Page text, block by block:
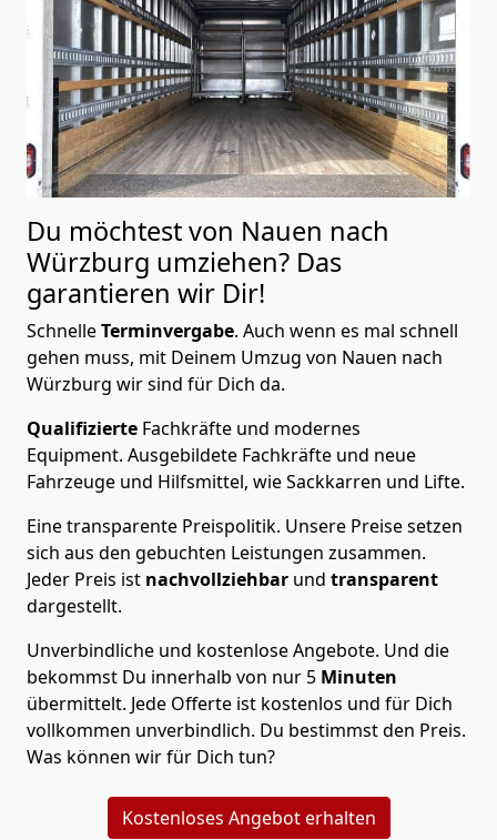
Du möchtest von Nauen nach
Würzburg umziehen? Das
garantieren wir Dir!
SchnelleTerminvergabe. Auch wenn es mal schnell
gehen muss, mit Deinem Umzug von Nauen nach
Würzburg wir sind für Dich da.
Qualifizierte Fachkräfte und modernes
Equipment. Ausgebildete Fachkräfte und neue
Fahrzeuge und Hilfsmittel, wie Sackkarren und Lifte.
Eine transparente Preispolitik. Unsere Preise setzen
sich aus den gebuchten Leistungen zusammen.
Jeder Preis ist nachvollziehbar und transparent
dargestellt.
Unverbindliche und kostenlose Angebote. Und die
bekommst Du innerhalb von nur 5 Minuten
übermittelt. Jede Offerte ist kostenlos und für Dich
vollkommen unverbindlich. Du bestimmst den Preis.
Was können wir für Dich tun?
Kostenloses Angebot erhalten